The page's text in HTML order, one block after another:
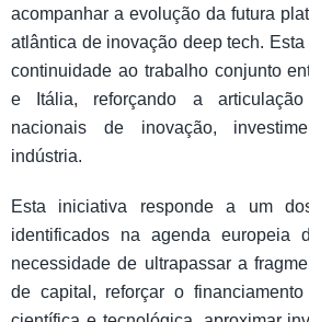
acompanhar a evolução da futura
atlântica de inovação deep tech.
continuidade ao trabalho conjunto
e Itália, reforçando a articulação
nacionais de inovação,
indústria.
Esta iniciativa responde a um
identificados na agenda europeia
necessidade de ultrapassar a
de capital, reforçar o